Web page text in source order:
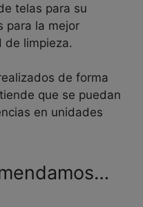
telas para su
para la mejor
limpieza.
de forma
que se puedan
en unidades